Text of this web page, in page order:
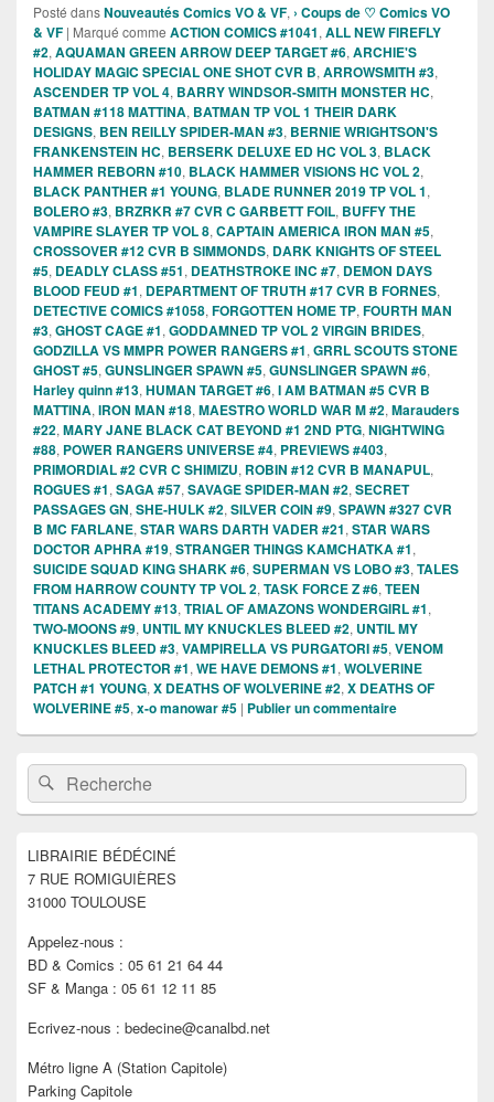
Posté dansNouveautés Comics VO & VF, › Coups de ♡ Comics VO
& VF | Marqué comme ACTION COMICS #1041, ALL NEW FIREFLY
#2, AQUAMAN GREEN ARROW DEEP TARGET #6, ARCHIE'S
HOLIDAY MAGIC SPECIAL ONE SHOT CVR B, ARROWSMITH #3,
ASCENDER TP VOL 4, BARRY WINDSOR-SMITH MONSTER HC,
BATMAN #118 MATTINA, BATMAN TP VOL 1 THEIR DARK
DESIGNS, BEN REILLY SPIDER-MAN #3, BERNIE WRIGHTSON'S
FRANKENSTEIN HC, BERSERK DELUXE ED HC VOL 3, BLACK
HAMMER REBORN #10, BLACK HAMMER VISIONS HC VOL 2,
BLACK PANTHER #1 YOUNG, BLADE RUNNER 2019 TP VOL 1,
BOLERO #3, BRZRKR #7 CVR C GARBETT FOIL, BUFFY THE
VAMPIRE SLAYER TP VOL 8, CAPTAIN AMERICA IRON MAN #5,
CROSSOVER #12 CVR B SIMMONDS, DARK KNIGHTS OF STEEL
#5, DEADLY CLASS #51, DEATHSTROKE INC #7, DEMON DAYS
BLOOD FEUD #1, DEPARTMENT OF TRUTH #17 CVR B FORNES,
DETECTIVE COMICS #1058, FORGOTTEN HOME TP, FOURTH MAN
#3, GHOST CAGE #1, GODDAMNED TP VOL 2 VIRGIN BRIDES,
GODZILLA VS MMPR POWER RANGERS #1, GRRL SCOUTS STONE
GHOST #5, GUNSLINGER SPAWN #5, GUNSLINGER SPAWN #6,
Harley quinn #13, HUMAN TARGET #6, I AM BATMAN #5 CVR B
MATTINA, IRON MAN #18, MAESTRO WORLD WAR M #2, Marauders
#22, MARY JANE BLACK CAT BEYOND #1 2ND PTG, NIGHTWING
#88, POWER RANGERS UNIVERSE #4, PREVIEWS #403,
PRIMORDIAL #2 CVR C SHIMIZU, ROBIN #12 CVR B MANAPUL,
ROGUES #1, SAGA #57, SAVAGE SPIDER-MAN #2, SECRET
PASSAGES GN, SHE-HULK #2, SILVER COIN #9, SPAWN #327 CVR
B MC FARLANE, STAR WARS DARTH VADER #21, STAR WARS
DOCTOR APHRA #19, STRANGER THINGS KAMCHATKA #1,
SUICIDE SQUAD KING SHARK #6, SUPERMAN VS LOBO #3, TALES
FROM HARROW COUNTY TP VOL 2, TASK FORCE Z #6, TEEN
TITANS ACADEMY #13, TRIAL OF AMAZONS WONDERGIRL #1,
TWO-MOONS #9, UNTIL MY KNUCKLES BLEED #2, UNTIL MY
KNUCKLES BLEED #3, VAMPIRELLA VS PURGATORI #5, VENOM
LETHAL PROTECTOR #1, WE HAVE DEMONS #1, WOLVERINE
PATCH #1 YOUNG, X DEATHS OF WOLVERINE #2, X DEATHS OF
WOLVERINE #5, x-o manowar #5 | Publier un commentaire
Zone
principale
de
widget
barre
latérale
Recherche :Rechercher
LIBRAIRIE BÉDÉCINÉ
7 RUE ROMIGUIÈRES
31000 TOULOUSE
Appelez-nous :
BD & Comics : 05 61 21 64 44
SF & Manga : 05 61 12 11 85
Ecrivez-nous : bedecine@canalbd.net
Métro ligne A (Station Capitole)
Parking Capitole